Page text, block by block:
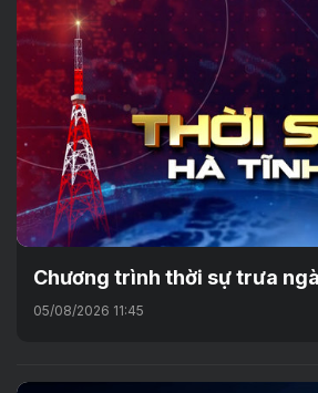
Chương trình thời sự trưa
05/08/2026 11:45